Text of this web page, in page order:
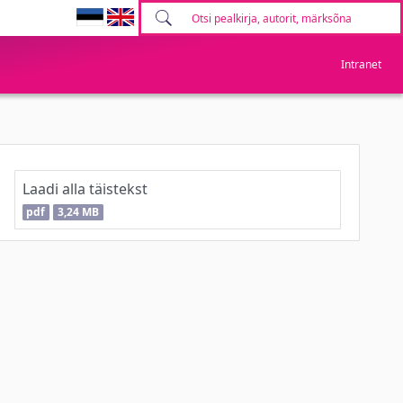
Intranet
Laadi alla täistekst
pdf 3,24 MB